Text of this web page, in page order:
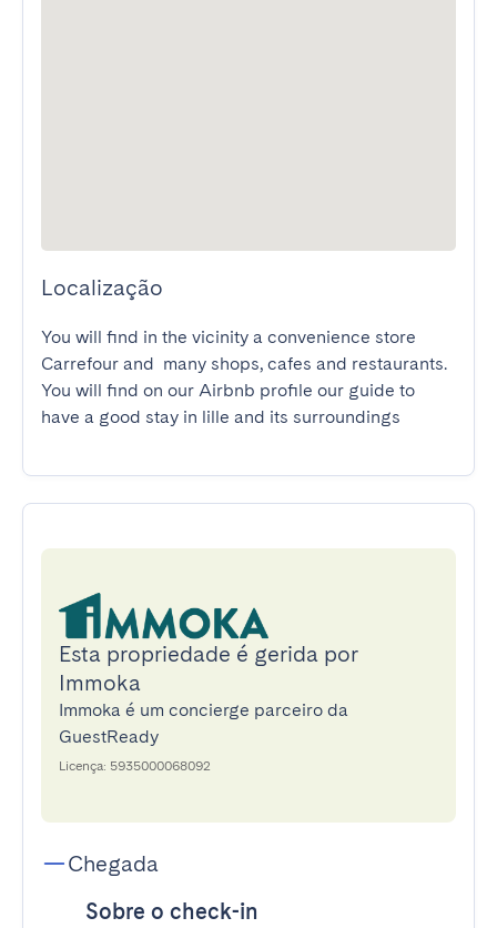
Localização
You will find in the vicinity a convenience store
Carrefour and  many shops, cafes and restaurants.
You will find on our Airbnb profile our guide to
have a good stay in lille and its surroundings
Esta propriedade é gerida por
Immoka
Immoka é um concierge parceiro da
GuestReady
Licença: 5935000068092
Chegada
Sobre o check-in